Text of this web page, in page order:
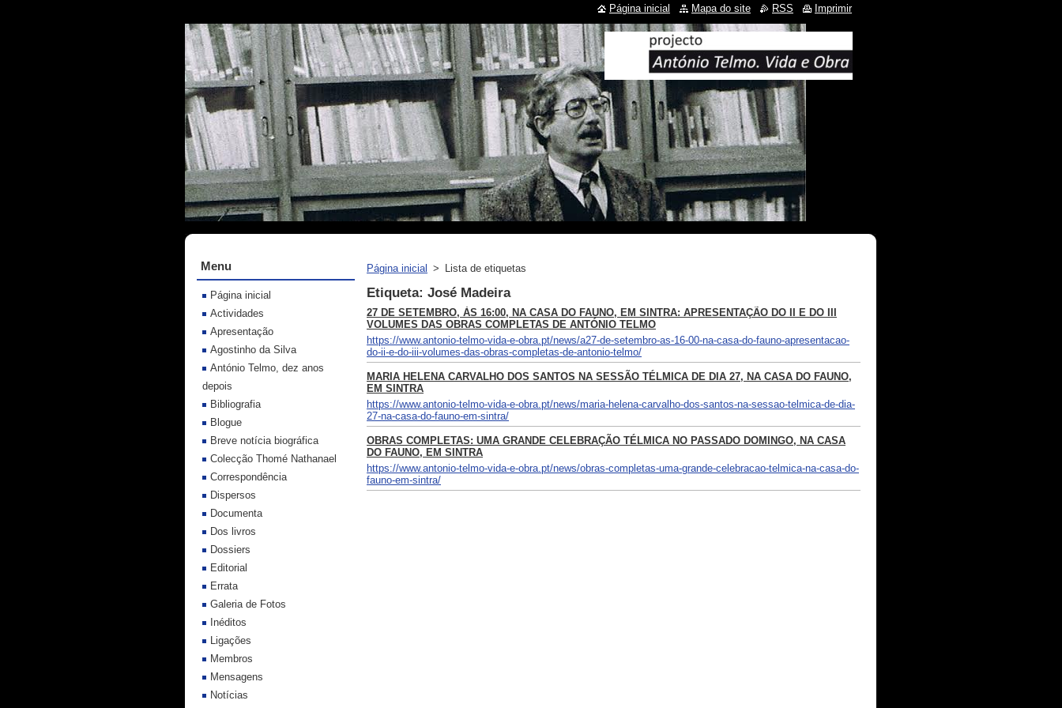
Página inicial > Lista de etiquetas
Etiqueta: José Madeira
27 DE SETEMBRO, ÀS 16:00, NA CASA DO FAUNO, EM SINTRA: APRESENTAÇÃO DO II E DO III
VOLUMES DAS OBRAS COMPLETAS DE ANTÓNIO TELMO
https://www.antonio-telmo-vida-e-obra.pt/news/a27-de-setembro-as-16-00-na-casa-do-fauno-apresentacao-
do-ii-e-do-iii-volumes-das-obras-completas-de-antonio-telmo/
MARIA HELENA CARVALHO DOS SANTOS NA SESSÃO TÉLMICA DE DIA 27, NA CASA DO FAUNO,
EM SINTRA
https://www.antonio-telmo-vida-e-obra.pt/news/maria-helena-carvalho-dos-santos-na-sessao-telmica-de-dia-
27-na-casa-do-fauno-em-sintra/
OBRAS COMPLETAS: UMA GRANDE CELEBRAÇÃO TÉLMICA NO PASSADO DOMINGO, NA CASA
DO FAUNO, EM SINTRA
https://www.antonio-telmo-vida-e-obra.pt/news/obras-completas-uma-grande-celebracao-telmica-na-casa-do-
fauno-em-sintra/
Menu
Página inicial
Actividades
Apresentação
Agostinho da Silva
António Telmo, dez anos
depois
Bibliografia
Blogue
Breve notícia biográfica
Colecção Thomé Nathanael
Correspondência
Dispersos
Documenta
Dos livros
Dossiers
Editorial
Errata
Galeria de Fotos
Inéditos
Ligações
Membros
Mensagens
Notícias
Página inicial Mapa do site RSS Imprimir